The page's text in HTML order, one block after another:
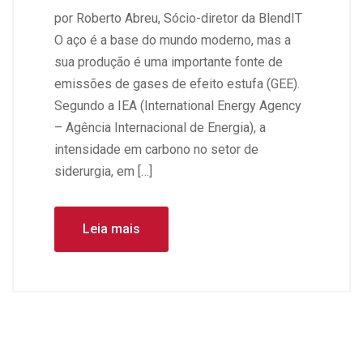
por Roberto Abreu, Sócio-diretor da BlendIT
O aço é a base do mundo moderno, mas a
sua produção é uma importante fonte de
emissões de gases de efeito estufa (GEE).
Segundo a IEA (International Energy Agency
– Agência Internacional de Energia), a
intensidade em carbono no setor de
siderurgia, em […]
Leia mais